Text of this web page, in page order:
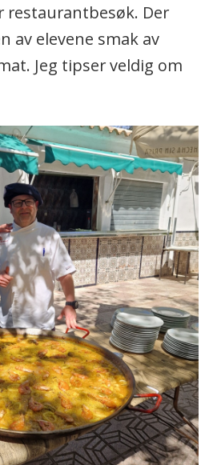
restaurantbesøk. Der
av elevene smak av
Jeg tipser veldig om